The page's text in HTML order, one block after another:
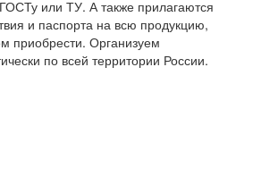
или ТУ. А также прилагаются
и паспорта на всю продукцию,
приобрести. Организуем
по всей территории России.